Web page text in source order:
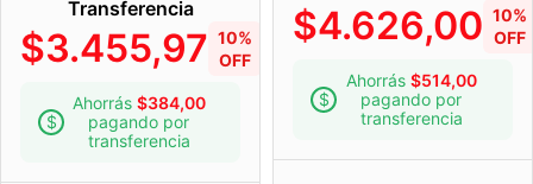
Transferencia
$3.455,97 10%
OFF
Ahorrás $384,00
pagando por
transferencia
$4.626,00 10%
OFF
Ahorrás $514,00
pagando por
transferencia